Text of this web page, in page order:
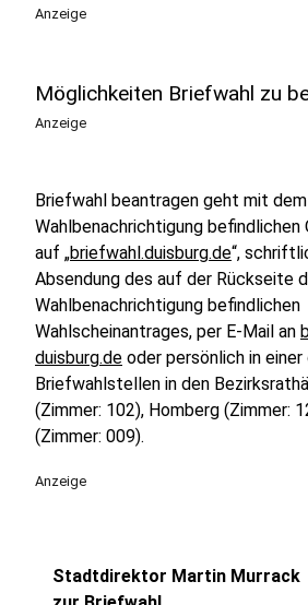
Anzeige
Möglichkeiten Briefwahl zu
Anzeige
Briefwahl beantragen geht mit
Wahlbenachrichtigung befindlichen
auf „briefwahl.duisburg.de“,
Absendung des auf der Rückseite
Wahlbenachrichtigung befindlichen
Wahlscheinantrages, per E-Mail an
duisburg.de oder persönlich in einer
Briefwahlstellen in den
(Zimmer: 102), Homberg (Zimmer:
(Zimmer: 009).
Anzeige
Stadtdirektor Martin Murrack